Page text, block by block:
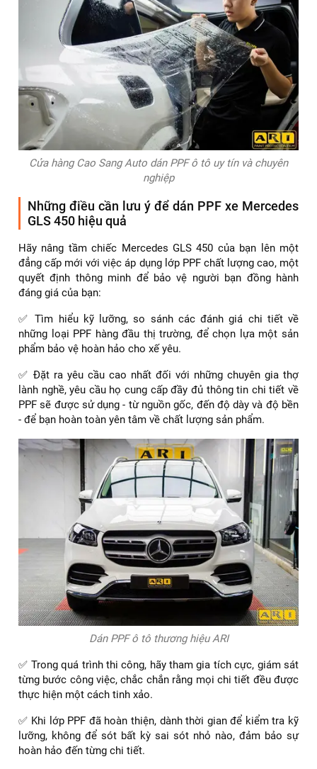
Cửa hàng Cao Sang Auto dán PPF ô tô uy tín và chuyên
nghiệp
Những điều cần lưu ý để dán PPF xe Mercedes
GLS 450 hiệu quả
Hãy nâng tầm chiếc Mercedes GLS 450 của bạn lên một
đẳng cấp mới với việc áp dụng lớp PPF chất lượng cao, một
quyết định thông minh để bảo vệ người bạn đồng hành
đáng giá của bạn:
✅ Tìm hiểu kỹ lưỡng, so sánh các đánh giá chi tiết về
những loại PPF hàng đầu thị trường, để chọn lựa một sản
phẩm bảo vệ hoàn hảo cho xế yêu.
✅ Đặt ra yêu cầu cao nhất đối với những chuyên gia thợ
lành nghề, yêu cầu họ cung cấp đầy đủ thông tin chi tiết về
PPF sẽ được sử dụng - từ nguồn gốc, đến độ dày và độ bền
- để bạn hoàn toàn yên tâm về chất lượng sản phẩm.
Dán PPF ô tô thương hiệu ARI
✅ Trong quá trình thi công, hãy tham gia tích cực, giám sát
từng bước công việc, chắc chắn rằng mọi chi tiết đều được
thực hiện một cách tinh xảo.
✅ Khi lớp PPF đã hoàn thiện, dành thời gian để kiểm tra kỹ
lưỡng, không để sót bất kỳ sai sót nhỏ nào, đảm bảo sự
hoàn hảo đến từng chi tiết.